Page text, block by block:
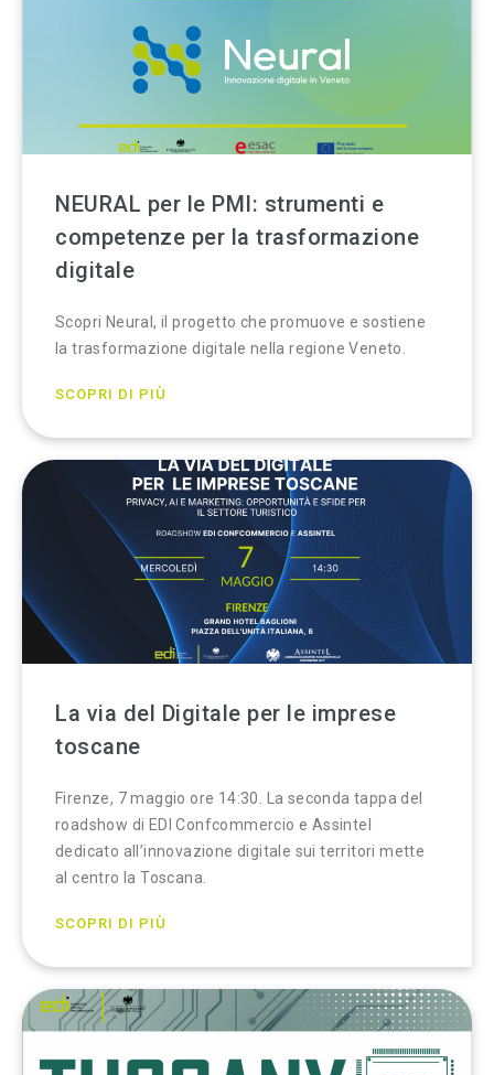
NEURAL per le PMI: strumenti e
competenze per la trasformazione
digitale
Scopri Neural, il progetto che promuove e sostiene
la trasformazione digitale nella regione Veneto.
SCOPRI DI PIÙ
La via del Digitale per le imprese
toscane
Firenze, 7 maggio ore 14:30. La seconda tappa del
roadshow di EDI Confcommercio e Assintel
dedicato all’innovazione digitale sui territori mette
al centro la Toscana.
SCOPRI DI PIÙ